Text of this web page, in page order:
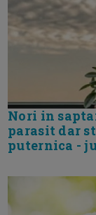
Nori in
parasit dar
puternica -